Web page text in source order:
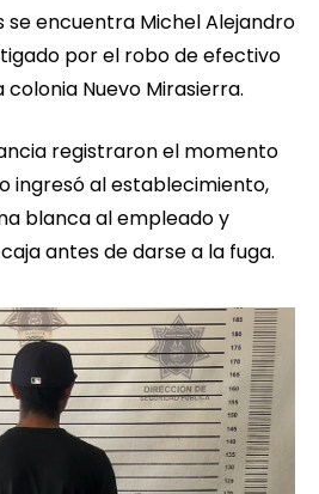
se encuentra Michel Alejandro
por el robo de efectivo
Nuevo Mirasierra.
registraron el momento
ingresó al establecimiento,
blanca al empleado y
antes de darse a la fuga.